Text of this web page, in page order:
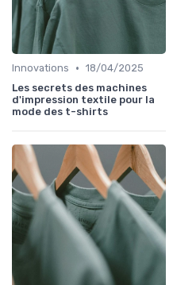
Innovations • 18/04/2025
Les secrets des machines
d'impression textile pour la
mode des t-shirts